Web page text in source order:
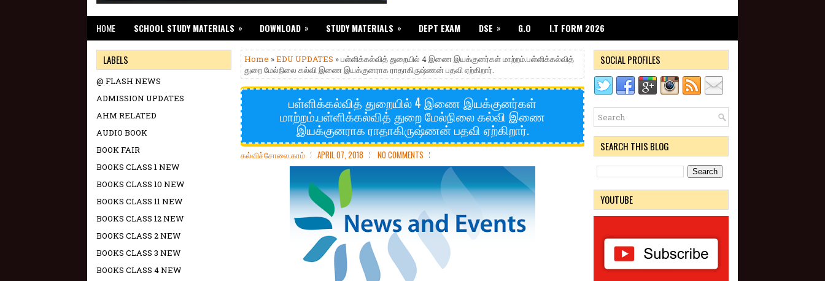
HOME SCHOOL STUDY MATERIALS » DOWNLOAD » STUDY MATERIALS » DEPT EXAM DSE » G.O I.T FORM 2026
Home »EDU UPDATES » பள்ளிக்கல்வித் துறையில் 4 இணை இயக்குனர்கள் மாற்றம்.பள்ளிக்கல்வித்
துறை மேல்நிலை கல்வி இணை இயக்குனராக ராதாகிருஷ்ணன் பதவி ஏற்கிறார்.
பள்ளிக்கல்வித் துறையில் 4 இணை இயக்குனர்கள்
மாற்றம்.பள்ளிக்கல்வித் துறை மேல்நிலை கல்வி இணை
இயக்குனராக ராதாகிருஷ்ணன் பதவி ஏற்கிறார்.
கல்விச்சோலை.காம் APRIL 07, 2018 NO COMMENTS
LABELS
@ FLASH NEWS
ADMISSION UPDATES
AHM RELATED
AUDIO BOOK
BOOK FAIR
BOOKS CLASS 1 NEW
BOOKS CLASS 10 NEW
BOOKS CLASS 11 NEW
BOOKS CLASS 12 NEW
BOOKS CLASS 2 NEW
BOOKS CLASS 3 NEW
BOOKS CLASS 4 NEW
SOCIAL PROFILES
SEARCH THIS BLOG
YOUTUBE